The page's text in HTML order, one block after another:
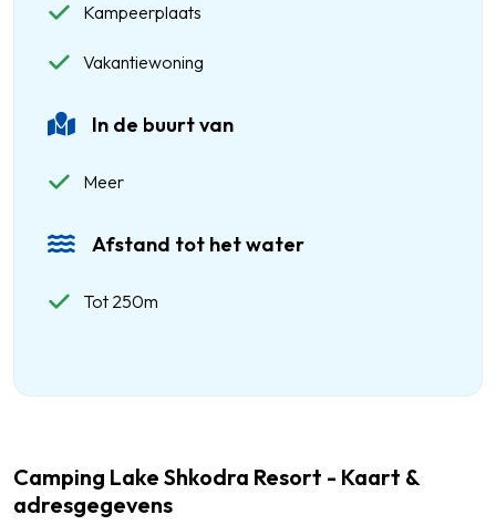
Kampeerplaats
Vakantiewoning
In de buurt van
Meer
Afstand tot het water
Tot 250m
Camping Lake Shkodra Resort - Kaart &
adresgegevens